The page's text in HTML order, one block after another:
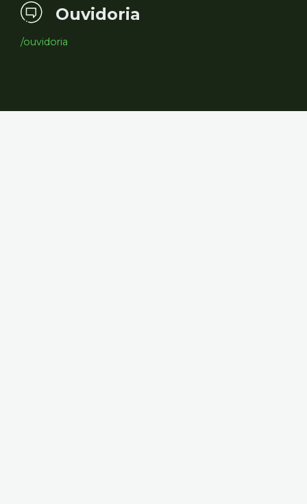
Ouvidoria
/ouvidoria